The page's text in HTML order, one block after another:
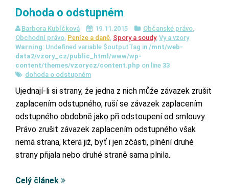
Dohoda o odstupném
Barbora Kubíčková 19.11.2015 Občanské právo,
Obchodní právo, Peníze a daně, Spory a soudy, Vy a vzory
Warning: Undefined variable $outputTag in /mnt/web-
data2/vzory_cz/public_html/www/wp-
content/themes/vzorycz/content.php on line 33
dohoda o odstupném
Ujednají-li si strany, že jedna z nich může závazek zrušit
zaplacením odstupného, ruší se závazek zaplacením
odstupného obdobně jako při odstoupení od smlouvy.
Právo zrušit závazek zaplacením odstupného však
nemá strana, která již, byť i jen zčásti, plnění druhé
strany přijala nebo druhé straně sama plnila.
Celý článek